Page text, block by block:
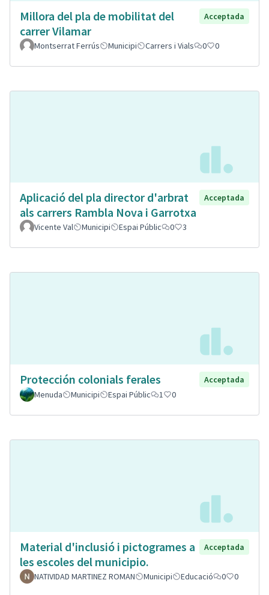
Millora del pla de mobilitat del
carrer Vilamar
Acceptada
Montserrat Ferrús Municipi Carrers i Vials 0 0
Aplicació del pla director d'arbrat
als carrers Rambla Nova i Garrotxa
Acceptada
Vicente Val Municipi Espai Públic 0 3
Protección colonials ferales
Acceptada
Menuda
Municipi Espai Públic 1 0
Material d'inclusió i pictogrames a
les escoles del municipio.
Acceptada
NATIVIDAD MARTINEZ ROMAN Municipi Educació 0 0